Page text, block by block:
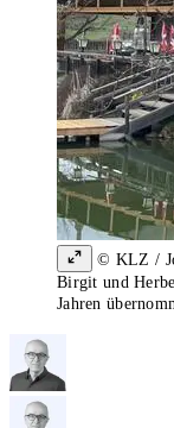
© KLZ /
Birgit und
Jahren